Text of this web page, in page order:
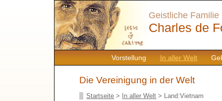
Vorstellung In aller Welt
Geistliche Familie
Charles de
Die Vereinigung in der Welt
Startseite > In aller Welt > Land:Vietnam